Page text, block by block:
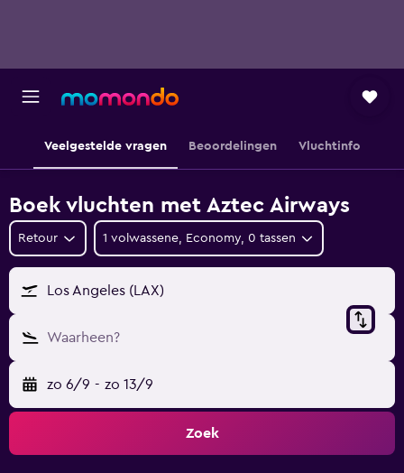
Veelgestelde vragen Beoordelingen Vluchtinfo
Boek vluchten met Aztec Airways
Retour 1 volwassene, Economy, 0 tassen
Los Angeles (LAX)
Waarheen?
zo 6/9 - zo 13/9
Zoek